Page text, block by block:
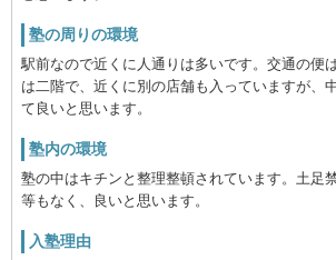
塾の周りの環境
駅前なので近くに人通りは多いです。交通の便
は二階で、近くに別の店舗も入っていますが、
て良いと思います。
塾内の環境
塾の中はキチンと整理整頓されています。土足
等もなく、良いと思います。
入塾理由